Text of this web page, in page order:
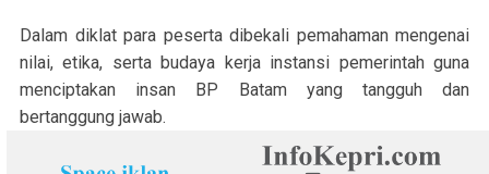
Dalam diklat para peserta dibekali pemahaman mengenai
nilai, etika, serta budaya kerja instansi pemerintah guna
menciptakan insan BP Batam yang tangguh dan
bertanggung jawab.